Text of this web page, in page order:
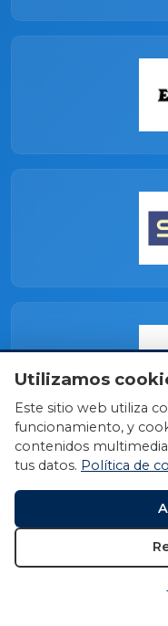
Utilizamos
Este sitio web utiliza
funcionamiento, y
contenidos
tus datos. Política de